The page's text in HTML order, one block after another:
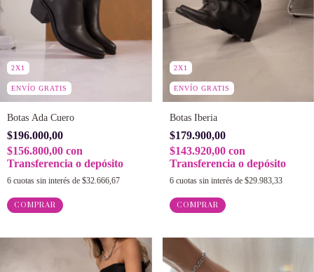
2X1
ENVÍO GRATIS
Botas Ada Cuero
$196.000,00
$156.800,00 con
Transferencia o depósito
6 cuotas sin interés de $32.666,67
COMPRAR
2X1
ENVÍO GRATIS
Botas Iberia
$179.900,00
$143.920,00 con
Transferencia o depósito
6 cuotas sin interés de $29.983,33
COMPRAR